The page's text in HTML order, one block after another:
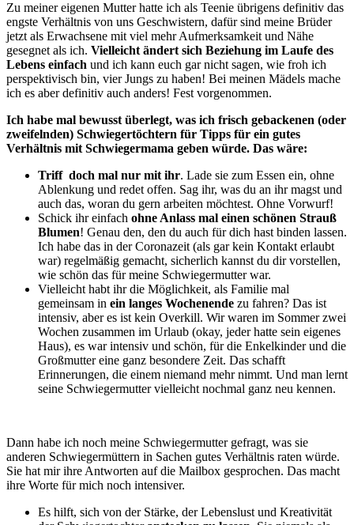
Zu meiner eigenen Mutter hatte ich als Teenie übrigens definitiv das
engste Verhältnis von uns Geschwistern, dafür sind meine Brüder
jetzt als Erwachsene mit viel mehr Aufmerksamkeit und Nähe
gesegnet als ich. Vielleicht ändert sich Beziehung im Laufe des
Lebens einfach und ich kann euch gar nicht sagen, wie froh ich
perspektivisch bin, vier Jungs zu haben! Bei meinen Mädels mache
ich es aber definitiv auch anders! Fest vorgenommen.
Ich habe mal bewusst überlegt, was ich frisch gebackenen (oder
zweifelnden) Schwiegertöchtern für Tipps für ein gutes
Verhältnis mit Schwiegermama geben würde. Das wäre:
Triff doch mal nur mit ihr. Lade sie zum Essen ein, ohne
Ablenkung und redet offen. Sag ihr, was du an ihr magst und
auch das, woran du gern arbeiten möchtest. Ohne Vorwurf!
Schick ihr einfach ohne Anlass mal einen schönen Strauß
Blumen! Genau den, den du auch für dich hast binden lassen.
Ich habe das in der Coronazeit (als gar kein Kontakt erlaubt
war) regelmäßig gemacht, sicherlich kannst du dir vorstellen,
wie schön das für meine Schwiegermutter war.
Vielleicht habt ihr die Möglichkeit, als Familie mal
gemeinsam in ein langes Wochenende zu fahren? Das ist
intensiv, aber es ist kein Overkill. Wir waren im Sommer zwei
Wochen zusammen im Urlaub (okay, jeder hatte sein eigenes
Haus), es war intensiv und schön, für die Enkelkinder und die
Großmutter eine ganz besondere Zeit. Das schafft
Erinnerungen, die einem niemand mehr nimmt. Und man lernt
seine Schwiegermutter vielleicht nochmal ganz neu kennen.
Dann habe ich noch meine Schwiegermutter gefragt, was sie
anderen Schwiegermüttern in Sachen gutes Verhältnis raten würde.
Sie hat mir ihre Antworten auf die Mailbox gesprochen. Das macht
ihre Worte für mich noch intensiver.
Es hilft, sich von der Stärke, der Lebenslust und Kreativität